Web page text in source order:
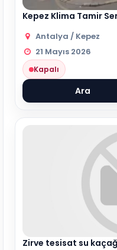
Kepez Klima Tamir
Antalya / Kepez
21 Mayıs 2026
Kapalı
Ara
Zirve tesisat su